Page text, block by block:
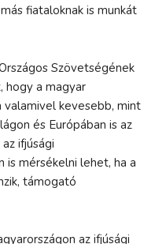
fiataloknak is munkát
Szövetségének
hogy a magyar
kevesebb, mint
és Európában is az
ifjúsági
is mérsékelni lehet, ha a
támogató
az ifjúsági